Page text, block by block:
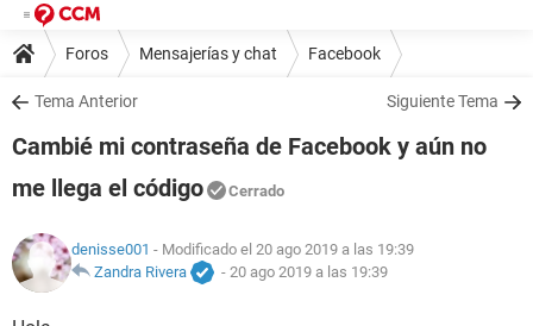
Foros Mensajerías y chat Facebook
Tema Anterior Siguiente Tema
Cambié mi contraseña de Facebook y aún no
me llega el código
Cerrado
denisse001 - Modificado el 20 ago 2019 a las 19:39
Zandra Rivera
- 20 ago 2019 a las 19:39